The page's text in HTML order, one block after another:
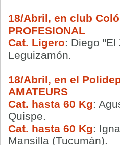
18/Abril, en club
PROFESIONAL
Cat. Ligero: Diego "El
Leguizamón.
18/Abril, en el
AMATEURS
Cat. hasta 60 Kg:
Quispe.
Cat. hasta 60 Kg:
Mansilla (Tucumán).